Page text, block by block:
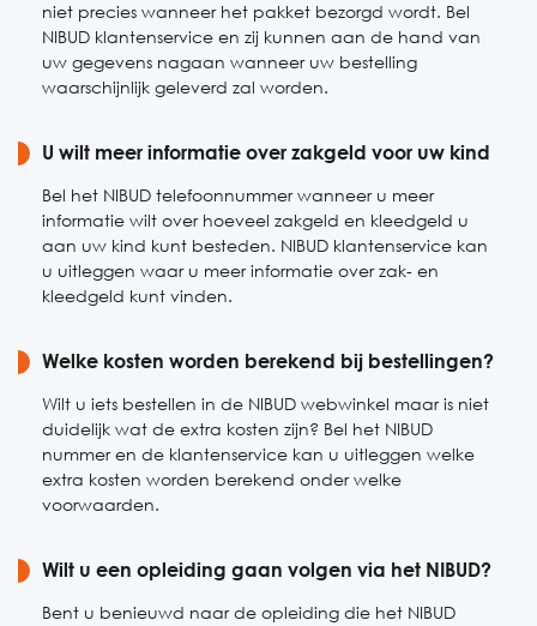
niet precies wanneer het pakket bezorgd wordt. Bel
NIBUD klantenservice en zij kunnen aan de hand van
uw gegevens nagaan wanneer uw bestelling
waarschijnlijk geleverd zal worden.
U wilt meer informatie over zakgeld voor uw kind
Bel het NIBUD telefoonnummer wanneer u meer
informatie wilt over hoeveel zakgeld en kleedgeld u
aan uw kind kunt besteden. NIBUD klantenservice kan
u uitleggen waar u meer informatie over zak- en
kleedgeld kunt vinden.
Welke kosten worden berekend bij bestellingen?
Wilt u iets bestellen in de NIBUD webwinkel maar is niet
duidelijk wat de extra kosten zijn? Bel het NIBUD
nummer en de klantenservice kan u uitleggen welke
extra kosten worden berekend onder welke
voorwaarden.
Wilt u een opleiding gaan volgen via het NIBUD?
Bent u benieuwd naar de opleiding die het NIBUD